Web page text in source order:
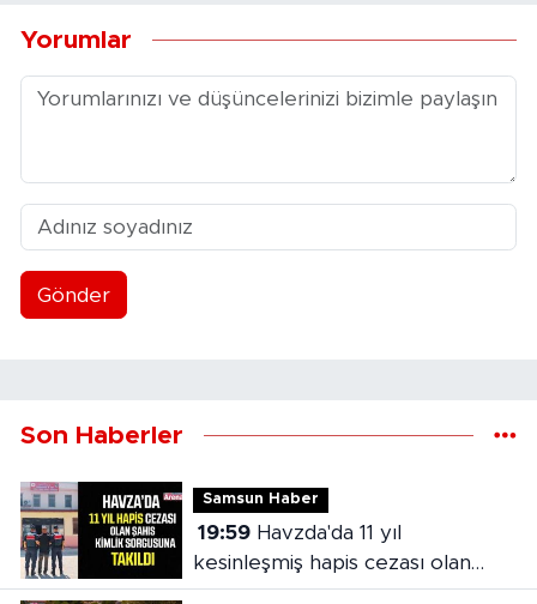
Yorumlar
Gönder
Son Haberler
Samsun Haber
19:59Havzda'da 11 yıl
kesinleşmiş hapis cezası olan
şahıs yakalandı